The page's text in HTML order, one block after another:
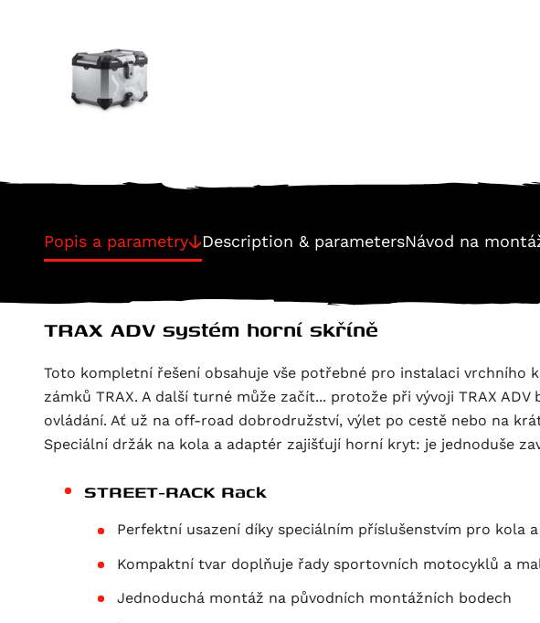
Popis a parametry Description & parametersNávod na
TRAX ADV systém horní skříně
Toto kompletní řešení obsahuje vše potřebné pro instalaci vrchního
zámků TRAX. A další turné může začít... protože při vývoji TRAX
ovládání. Ať už na off-road dobrodružství, výlet po cestě nebo na
Speciální držák na kola a adaptér zajišťují horní kryt: je jednoduše
STREET-RACK Rack
Perfektní usazení díky speciálním příslušenstvím pro kola
Kompaktní tvar doplňuje řady sportovních motocyklů a
Jednoduchá montáž na původních montážních bodech